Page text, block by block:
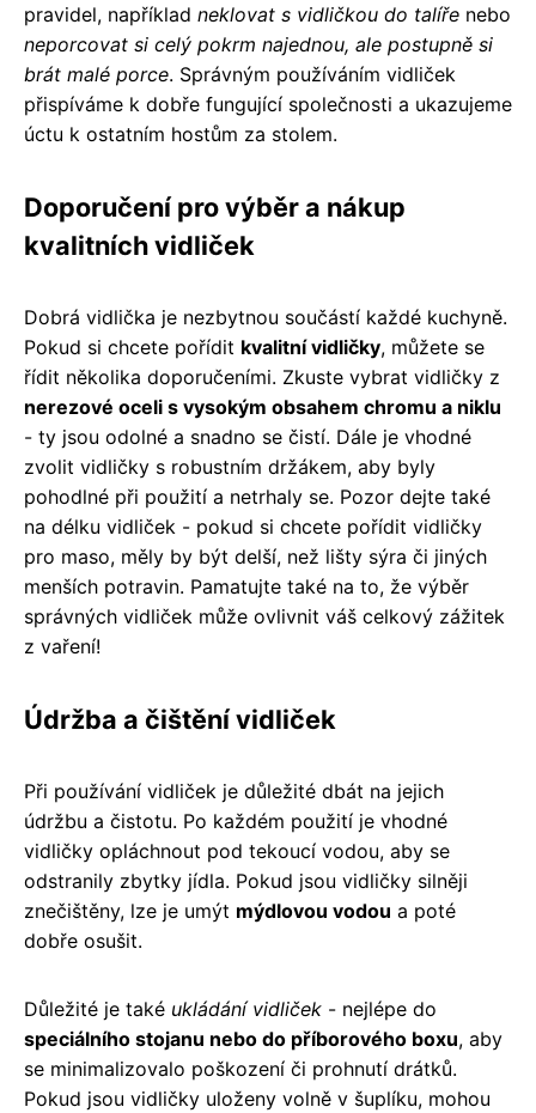
pravidel, například neklovat s vidličkou do talíře nebo
neporcovat si celý pokrm najednou, ale postupně si
brát malé porce. Správným používáním vidliček
přispíváme k dobře fungující společnosti a ukazujeme
úctu k ostatním hostům za stolem.
Doporučení pro výběr a nákup
kvalitních vidliček
Dobrá vidlička je nezbytnou součástí každé kuchyně.
Pokud si chcete pořídit kvalitní vidličky, můžete se
řídit několika doporučeními. Zkuste vybrat vidličky z
nerezové oceli s vysokým obsahem chromu a niklu
- ty jsou odolné a snadno se čistí. Dále je vhodné
zvolit vidličky s robustním držákem, aby byly
pohodlné při použití a netrhaly se. Pozor dejte také
na délku vidliček - pokud si chcete pořídit vidličky
pro maso, měly by být delší, než lišty sýra či jiných
menších potravin. Pamatujte také na to, že výběr
správných vidliček může ovlivnit váš celkový zážitek
z vaření!
Údržba a čištění vidliček
Při používání vidliček je důležité dbát na jejich
údržbu a čistotu. Po každém použití je vhodné
vidličky opláchnout pod tekoucí vodou, aby se
odstranily zbytky jídla. Pokud jsou vidličky silněji
znečištěny, lze je umýt mýdlovou vodou a poté
dobře osušit.
Důležité je také ukládání vidliček - nejlépe do
speciálního stojanu nebo do příborového boxu, aby
se minimalizovalo poškození či prohnutí drátků.
Pokud jsou vidličky uloženy volně v šuplíku, mohou